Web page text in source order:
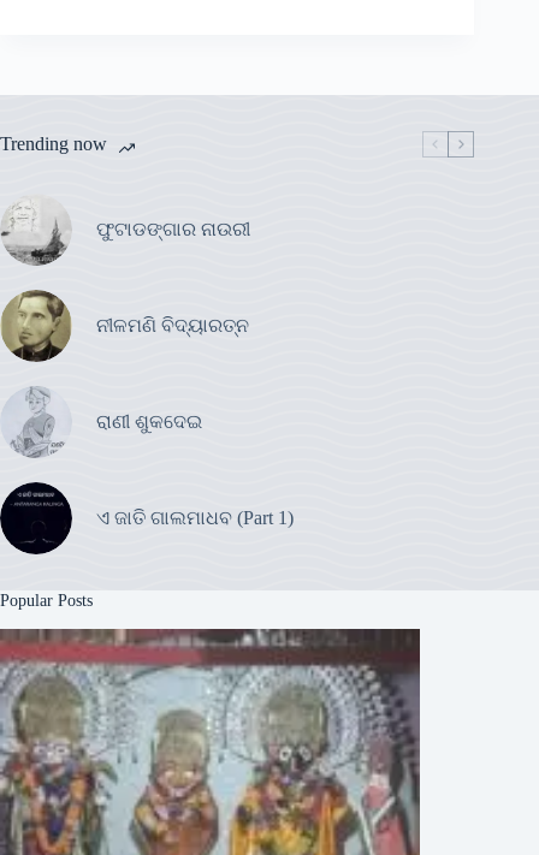
Trending now
ଫୁଟାଡଙ୍ଗାର ନାଉରୀ
ନୀଳମଣି ବିଦ୍ୟାରତ୍ନ
ରାଣୀ ଶୁକଦେଇ
ଏ ଜାତି ଗାଲମାଧବ (Part 1)
Popular Posts